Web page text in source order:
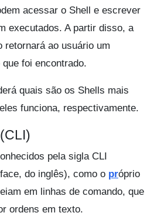
acessar o Shell e escrever
executados. A partir disso, a
retornará ao usuário um
foi encontrado.
quais são os Shells mais
funciona, respectivamente.
pela sigla CLI
do inglês), como o próprio
em linhas de comando, que
ordens em texto.